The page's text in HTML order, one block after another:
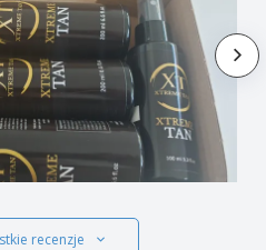
recenzje